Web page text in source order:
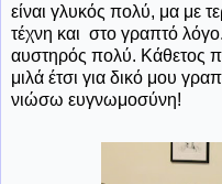
είναι γλυκός πολύ, μα με
τέχνη και στο γραπτό
αυστηρός πολύ. Κάθετος
μιλά έτσι για δικό μου
νιώσω ευγνωμοσύνη!